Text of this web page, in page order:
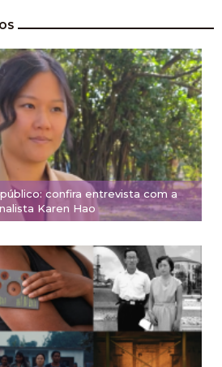
confira entrevista com a
Karen Hao